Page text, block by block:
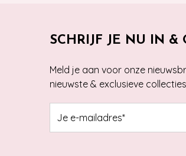
SCHRIJF JE NU IN &
Meld je aan voor onze
nieuwste & exclusieve